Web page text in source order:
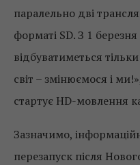
паралельно дві
форматі SD. З 1
відбуватиметься
світ – змінюємося і
стартує HD-мовлення
Зазначимо,
перезапуск після